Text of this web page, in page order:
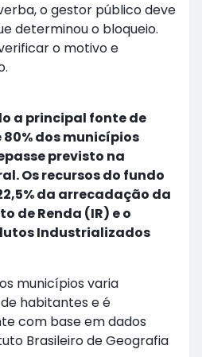
o gestor público deve
determinou o bloqueio.
o motivo e
a principal fonte de
dos municípios
previsto na
Os recursos do fundo
da arrecadação da
de Renda (IR) e o
Industrializados
municípios varia
habitantes e é
com base em dados
Brasileiro de Geografia